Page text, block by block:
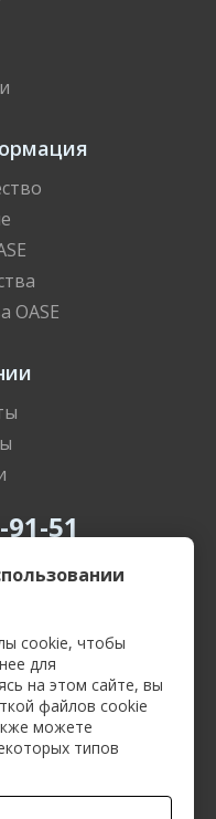
OASE
51
55
данных
ГОЛЬФСТРИМ
cookie, чтобы
для
на этом сайте, вы
файлов cookie
можете
типов